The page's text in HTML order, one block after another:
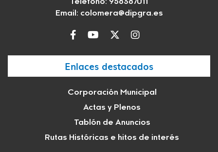
Teléfono: 958387011
Email: colomera@dipgra.es
Enlaces destacados
Corporación Municipal
Actas y Plenos
Tablón de Anuncios
Rutas Históricas e hitos de interés